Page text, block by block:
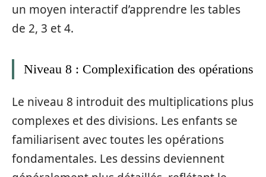
un moyen interactif d’apprendre les tables
de 2, 3 et 4.
Niveau 8 : Complexification des opérations
Le niveau 8 introduit des multiplications plus
complexes et des divisions. Les enfants se
familiarisent avec toutes les opérations
fondamentales. Les dessins deviennent